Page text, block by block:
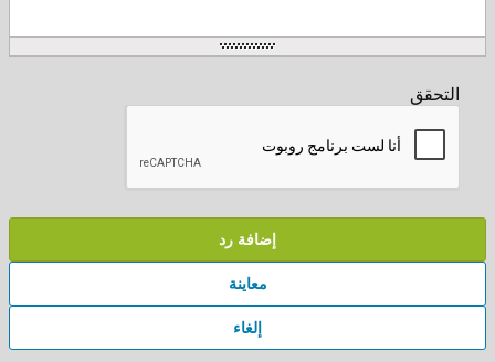
التحقق
إضافة رد
معاينة
إلغاء